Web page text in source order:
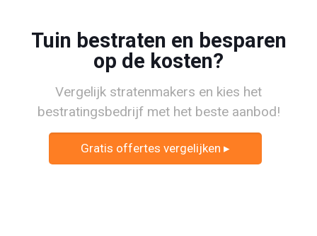
Tuin bestraten en besparen
op de kosten?
Vergelijk stratenmakers en kies het
bestratingsbedrijf met het beste aanbod!
Gratis offertes vergelijken ▸